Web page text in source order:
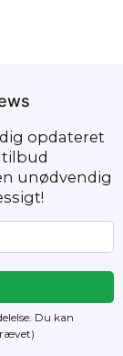
opdateret
unødvendig
Du kan